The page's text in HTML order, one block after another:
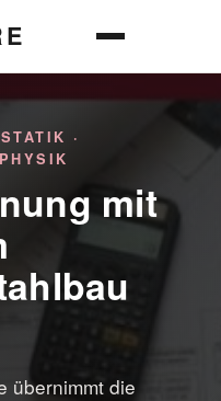
·
mit
übernimmt die